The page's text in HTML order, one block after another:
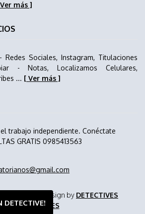
más ]
Sociales, Instagram, Titulaciones
- Notas, Localizamos Celulares,
... [ Ver más ]
trabajo independiente. Conéctate
GRATIS 0985413563
Reserved. Design by DETECTIVES
INFIDELIDADES
DETECTIVE!